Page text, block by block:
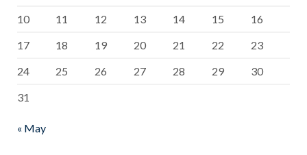
10
11 12 13 14 15
16
17
18 19 20 21 22
23
24
25 26 27 28 29
30
31
« May